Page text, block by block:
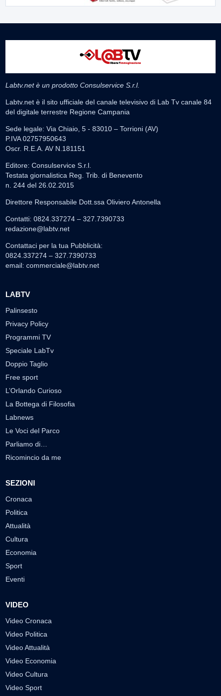
Labtv.net è un prodotto Consulservice S.r.l.
Labtv.net è il sito ufficiale del canale televisivo di Lab Tv canale 84
del digitale terrestre Regione Campania
Sede legale: Via Chiaio, 5 - 83010 – Torrioni (AV)
P.IVA 02757950643
Oscr. R.E.A. AV N.181151
Editore: Consulservice S.r.l.
Testata giornalistica Reg. Trib. di Benevento
n. 244 del 26.02.2015
Direttore Responsabile Dott.ssa Oliviero Antonella
Contatti: 0824.337274 – 327.7390733
redazione@labtv.net
Contattaci per la tua Pubblicità:
0824.337274 – 327.7390733
email: commerciale@labtv.net
LABTV
Palinsesto
Privacy Policy
Programmi TV
Speciale LabTv
Doppio Taglio
Free sport
L’Orlando Curioso
La Bottega di Filosofia
Labnews
Le Voci del Parco
Parliamo di…
Ricomincio da me
SEZIONI
Cronaca
Politica
Attualità
Cultura
Economia
Sport
Eventi
VIDEO
Video Cronaca
Video Politica
Video Attualità
Video Economia
Video Cultura
Video Sport